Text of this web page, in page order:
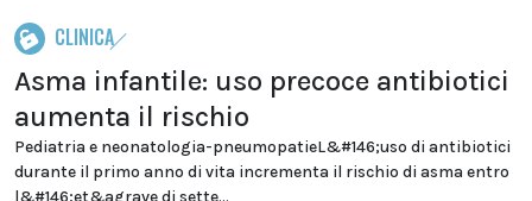
CLINICA
Asma infantile: uso precoce antibiotici
aumenta il rischio
Pediatria e neonatologia-pneumopatieL&#146;uso di antibiotici
durante il primo anno di vita incrementa il rischio di asma entro
l&#146;et&agrave di sette...